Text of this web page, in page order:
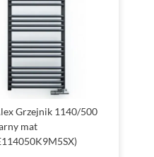
Grzejnik 1140/500
mat